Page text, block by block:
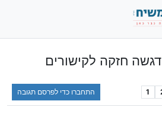
חזקה לקישורים
1 התחברו כדי לפרסם תגובה